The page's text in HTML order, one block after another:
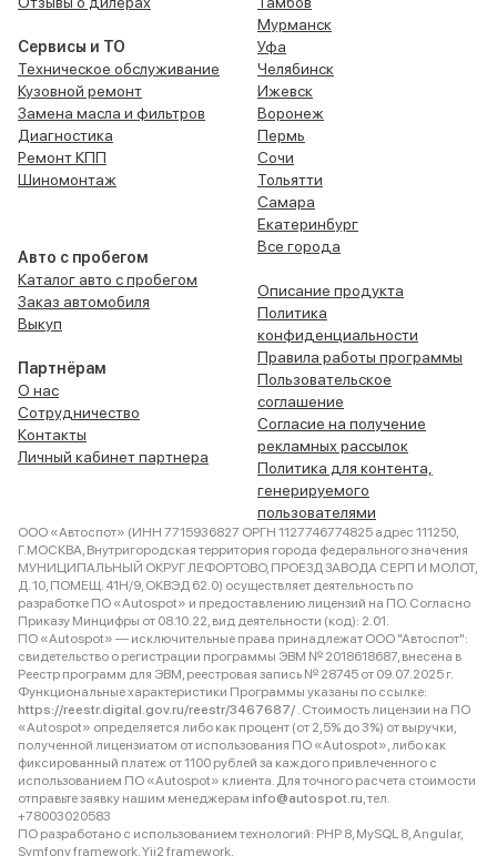
Сервисы и ТО
Техническое обслуживание
Кузовной ремонт
Замена масла и фильтров
Диагностика
Ремонт КПП
Шиномонтаж
Авто с пробегом
Каталог авто с пробегом
Заказ автомобиля
Выкуп
Партнёрам
О нас
Сотрудничество
Контакты
Личный кабинет партнера
Мурманск
Уфа
Челябинск
Ижевск
Воронеж
Пермь
Сочи
Тольятти
Самара
Екатеринбург
Все города
Описание продукта
Политика
конфиденциальности
Правила работы программы
Пользовательское
соглашение
Согласие на получение
рекламных рассылок
Политика для контента,
генерируемого
пользователями
ООО «Автоспот» (ИНН 7715936827 ОРГН 1127746774825 адрес 111250,
Г.МОСКВА, Внутригородская территория города федерального значения
МУНИЦИПАЛЬНЫЙ ОКРУГ ЛЕФОРТОВО, ПРОЕЗД ЗАВОДА СЕРП И МОЛОТ,
Д. 10, ПОМЕЩ. 41Н/9, ОКВЭД 62.0) осуществляет деятельность по
разработке ПО «Autospot» и предоставлению лицензий на ПО. Согласно
Приказу Минцифры от 08.10.22, вид деятельности (код): 2.01.
ПО «Autospot» — исключительные права принадлежат ООО "Автоспот":
свидетельство о регистрации программы ЭВМ № 2018618687, внесена в
Реестр программ для ЭВМ, реестровая запись № 28745 от 09.07.2025 г.
Функциональные характеристики Программы указаны по ссылке:
https://reestr.digital.gov.ru/reestr/3467687/ . Стоимость лицензии на ПО
«Autospot» определяется либо как процент (от 2,5% до 3%) от выручки,
полученной лицензиатом от использования ПО «Autospot», либо как
фиксированный платеж от 1100 рублей за каждого привлеченного с
использованием ПО «Autospot» клиента. Для точного расчета стоимости
отправьте заявку нашим менеджерам info@autospot.ru, тел.
+78003020583
ПО разработано с использованием технологий: PHP 8, MySQL 8, Angular,
Symfony framework, Yii2 framework.